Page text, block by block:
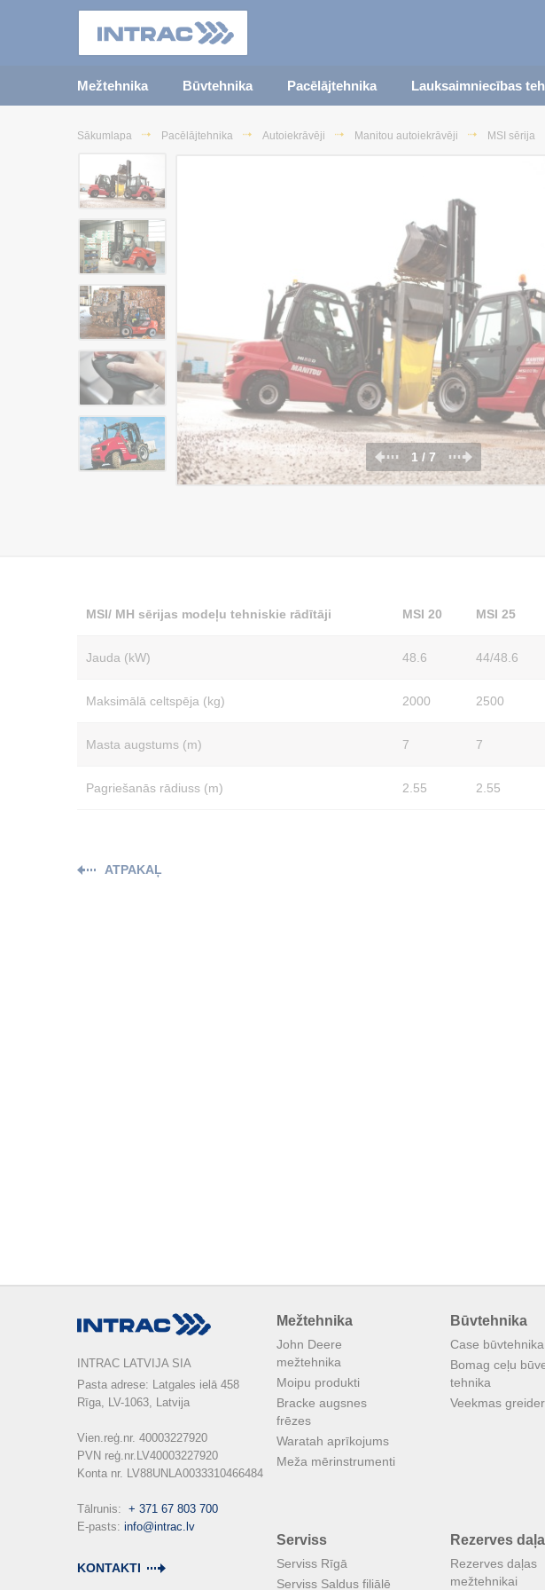
Mežtehnika Būvtehnika Pacēlājtehnika Lauksaimniecības
Sākumlapa Pacēlājtehnika Autoiekrāvēji Manitou autoiekrāvēji MSI sērija
1 / 7
MSI/ MH sērijas modeļu tehniskie rādītāji MSI 20 MSI 25
Jauda (kW) 48.6 44/48.6
Maksimālā celtspēja (kg) 2000 2500
Masta augstums (m) 7 7
Pagriešanās rādiuss (m) 2.55 2.55
ATPAKAĻ
INTRAC LATVIJA SIA
Pasta adrese: Latgales ielā 458
Rīga, LV-1063, Latvija
Vien.reģ.nr. 40003227920
PVN reģ.nr.LV40003227920
Konta nr. LV88UNLA0033310466484
Tālrunis: + 371 67 803 700
E-pasts: info@intrac.lv
KONTAKTI
Mežtehnika
John Deere
mežtehnika
Moipu produkti
Bracke augsnes
frēzes
Waratah aprīkojums
Meža mērinstrumenti
Būvtehnika
Case būvtehnika
Bomag ceļu
tehnika
Veekmas
Serviss
Serviss Rīgā
Serviss Saldus filiālē
Rezerves
Rezerves daļas
mežtehnikai